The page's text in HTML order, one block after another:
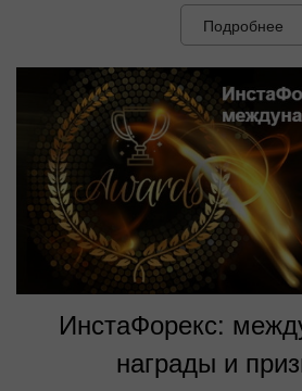
Подробнее
ИнстаФорекс:
награды и